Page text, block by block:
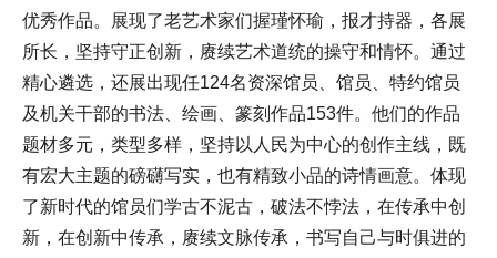
优秀作品。展现了老艺术家们握瑾怀瑜，报才持器，各展
所长，坚持守正创新，赓续艺术道统的操守和情怀。通过
精心遴选，还展出现任124名资深馆员、馆员、特约馆员
及机关干部的书法、绘画、篆刻作品153件。他们的作品
题材多元，类型多样，坚持以人民为中心的创作主线，既
有宏大主题的磅礴写实，也有精致小品的诗情画意。体现
了新时代的馆员们学古不泥古，破法不悖法，在传承中创
新，在创新中传承，赓续文脉传承，书写自己与时俱进的